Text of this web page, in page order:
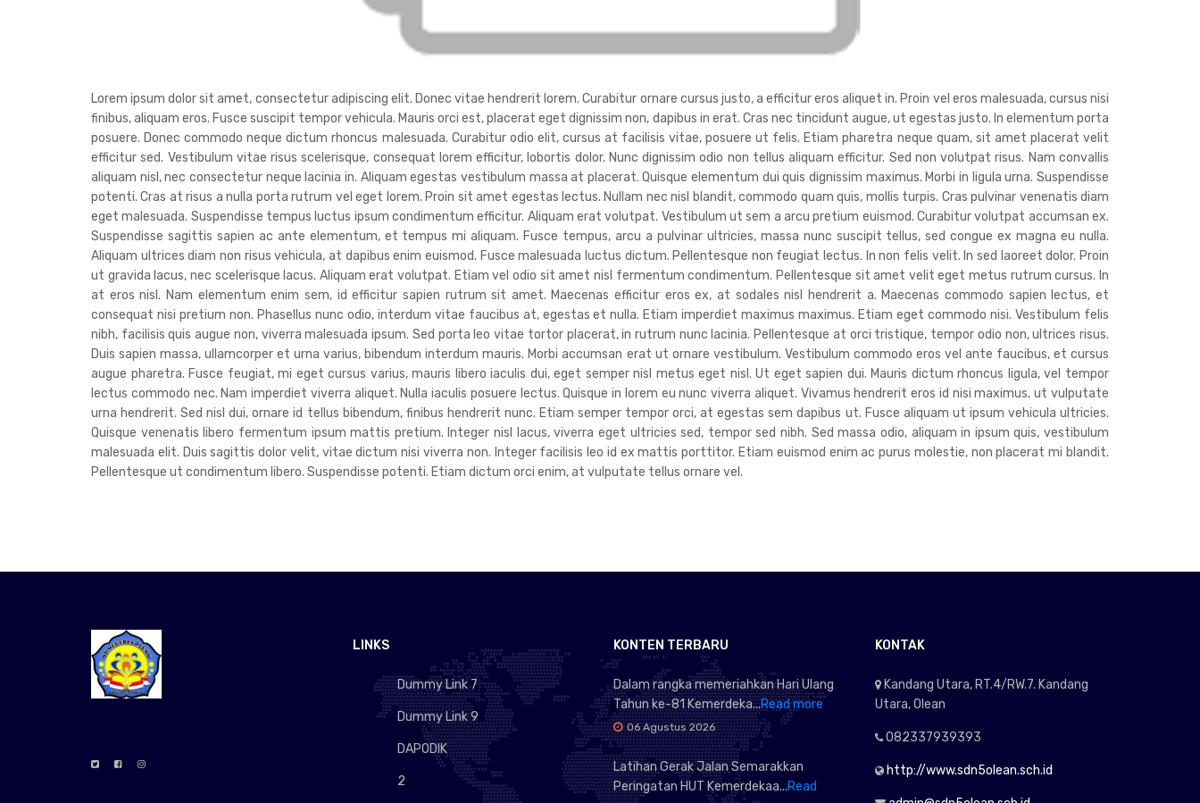
Lorem ipsum dolor sit amet, consectetur adipiscing elit. Donec vitae hendrerit lorem. Curabitur ornare cursus justo, a efficitur eros aliquet in. Proin vel eros malesuada, cursus nisi
finibus, aliquam eros. Fusce suscipit tempor vehicula. Mauris orci est, placerat eget dignissim non, dapibus in erat. Cras nec tincidunt augue, ut egestas justo. In elementum porta
posuere. Donec commodo neque dictum rhoncus malesuada. Curabitur odio elit, cursus at facilisis vitae, posuere ut felis. Etiam pharetra neque quam, sit amet placerat velit
efficitur sed. Vestibulum vitae risus scelerisque, consequat lorem efficitur, lobortis dolor. Nunc dignissim odio non tellus aliquam efficitur. Sed non volutpat risus. Nam convallis
aliquam nisl, nec consectetur neque lacinia in. Aliquam egestas vestibulum massa at placerat. Quisque elementum dui quis dignissim maximus. Morbi in ligula urna. Suspendisse
potenti. Cras at risus a nulla porta rutrum vel eget lorem. Proin sit amet egestas lectus. Nullam nec nisl blandit, commodo quam quis, mollis turpis. Cras pulvinar venenatis diam
eget malesuada. Suspendisse tempus luctus ipsum condimentum efficitur. Aliquam erat volutpat. Vestibulum ut sem a arcu pretium euismod. Curabitur volutpat accumsan ex.
Suspendisse sagittis sapien ac ante elementum, et tempus mi aliquam. Fusce tempus, arcu a pulvinar ultricies, massa nunc suscipit tellus, sed congue ex magna eu nulla.
Aliquam ultrices diam non risus vehicula, at dapibus enim euismod. Fusce malesuada luctus dictum. Pellentesque non feugiat lectus. In non felis velit. In sed laoreet dolor. Proin
ut gravida lacus, nec scelerisque lacus. Aliquam erat volutpat. Etiam vel odio sit amet nisl fermentum condimentum. Pellentesque sit amet velit eget metus rutrum cursus. In
at eros nisl. Nam elementum enim sem, id efficitur sapien rutrum sit amet. Maecenas efficitur eros ex, at sodales nisl hendrerit a. Maecenas commodo sapien lectus, et
consequat nisi pretium non. Phasellus nunc odio, interdum vitae faucibus at, egestas et nulla. Etiam imperdiet maximus maximus. Etiam eget commodo nisi. Vestibulum felis
nibh, facilisis quis augue non, viverra malesuada ipsum. Sed porta leo vitae tortor placerat, in rutrum nunc lacinia. Pellentesque at orci tristique, tempor odio non, ultrices risus.
Duis sapien massa, ullamcorper et urna varius, bibendum interdum mauris. Morbi accumsan erat ut ornare vestibulum. Vestibulum commodo eros vel ante faucibus, et cursus
augue pharetra. Fusce feugiat, mi eget cursus varius, mauris libero iaculis dui, eget semper nisl metus eget nisl. Ut eget sapien dui. Mauris dictum rhoncus ligula, vel tempor
lectus commodo nec. Nam imperdiet viverra aliquet. Nulla iaculis posuere lectus. Quisque in lorem eu nunc viverra aliquet. Vivamus hendrerit eros id nisi maximus, ut vulputate
urna hendrerit. Sed nisl dui, ornare id tellus bibendum, finibus hendrerit nunc. Etiam semper tempor orci, at egestas sem dapibus ut. Fusce aliquam ut ipsum vehicula ultricies.
Quisque venenatis libero fermentum ipsum mattis pretium. Integer nisl lacus, viverra eget ultricies sed, tempor sed nibh. Sed massa odio, aliquam in ipsum quis, vestibulum
malesuada elit. Duis sagittis dolor velit, vitae dictum nisi viverra non. Integer facilisis leo id ex mattis porttitor. Etiam euismod enim ac purus molestie, non placerat mi blandit.
Pellentesque ut condimentum libero. Suspendisse potenti. Etiam dictum orci enim, at vulputate tellus ornare vel.
LINKS
Dummy Link 7
Dummy Link 9
DAPODIK
2
KONTEN TERBARU
Dalam rangka memeriahkan Hari Ulang
Tahun ke-81 Kemerdeka...Read more
06 Agustus 2026
Latihan Gerak Jalan Semarakkan
Peringatan HUT Kemerdekaa...Read
KONTAK
Kandang Utara, RT.4/RW.7. Kandang
Utara, Olean
082337939393
http://www.sdn5olean.sch.id